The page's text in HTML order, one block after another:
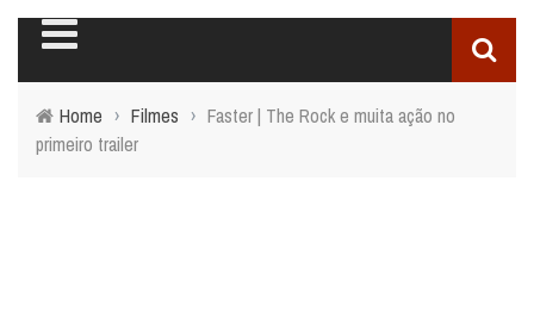
Home › Filmes › Faster | The Rock e muita ação no
primeiro trailer